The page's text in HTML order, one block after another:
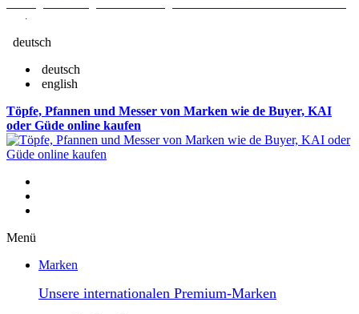
.
deutsch
deutsch
english
Töpfe, Pfannen und Messer von Marken wie de Buyer, KAI
oder Güde online kaufen
Menü
Marken
Unsere internationalen Premium-Marken